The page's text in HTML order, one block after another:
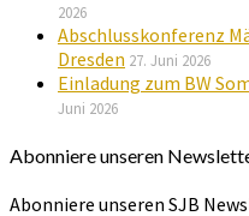
2026
Abschlusskonferenz
Dresden 27. Juni 2026
Einladung zum BW
Juni 2026
Abonniere unseren
Abonniere unseren SJB